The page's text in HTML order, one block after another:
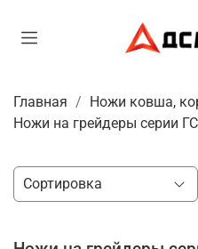
Главная Ножи ковша,
Ножи на грейдеры серии ГС